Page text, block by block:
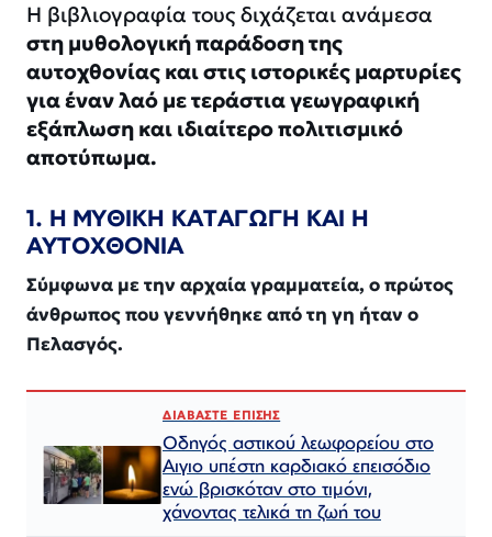
Η βιβλιογραφία τους διχάζεται ανάμεσα
στη μυθολογική παράδοση της
αυτοχθονίας και στις ιστορικές μαρτυρίες
για έναν λαό με τεράστια γεωγραφική
εξάπλωση και ιδιαίτερο πολιτισμικό
αποτύπωμα.
1. Η ΜΥΘΙΚΗ ΚΑΤΑΓΩΓΗ ΚΑΙ Η
ΑΥΤΟΧΘΟΝΙΑ
Σύμφωνα με την αρχαία γραμματεία, ο πρώτος
άνθρωπος που γεννήθηκε από τη γη ήταν ο
Πελασγός.
ΔΙΑΒΑΣΤΕ ΕΠΙΣΗΣ
Οδηγός αστικού λεωφορείου στο
Αιγιο υπέστη καρδιακό επεισόδιο
ενώ βρισκόταν στο τιμόνι,
χάνοντας τελικά τη ζωή του